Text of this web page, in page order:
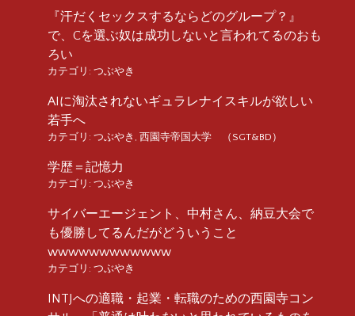
『汗だくセックスするならどのグループ？』
で、Cを選ぶ奴は成功しないと言われてるのおも
ろい
カテゴリ: つぶやき
AIに淘汰されないギュラレナイスキルが欲しい
若手へ
カテゴリ: つぶやき , 西園寺帝国大学 （SGT&BD）
学歴＝記憶力
カテゴリ: つぶやき
サイバーエージェント、中村さん、納豆大会で
も優勝してるんだがどういうこと
wwwwwwwwwwww
カテゴリ: つぶやき
INTJへの適職・起業・転職のための西園寺コン